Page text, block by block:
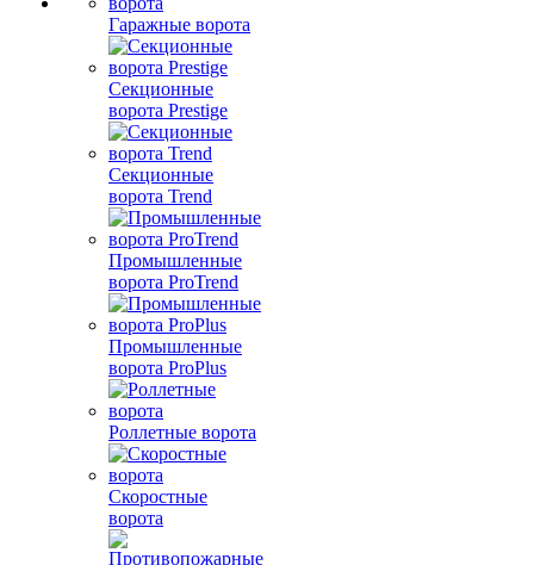
Гаражные ворота
Секционные
ворота Prestige
Секционные
ворота Trend
Промышленные
ворота ProTrend
Промышленные
ворота ProPlus
Роллетные ворота
Скоростные
ворота